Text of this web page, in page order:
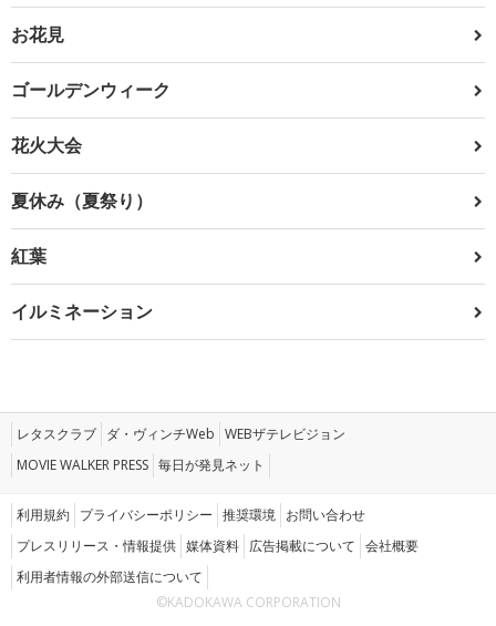
お花見
ゴールデンウィーク
花火大会
夏休み（夏祭り）
紅葉
イルミネーション
レタスクラブ ダ・ヴィンチWeb WEBザテレビジョン
MOVIE WALKER PRESS 毎日が発見ネット
利用規約 プライバシーポリシー 推奨環境 お問い合わせ
プレスリリース・情報提供 媒体資料 広告掲載について 会社概要
利用者情報の外部送信について
©KADOKAWA CORPORATION